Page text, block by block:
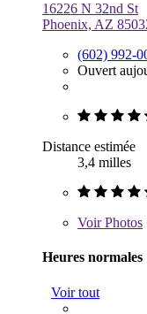
16226 N 32nd St
Phoenix, AZ
(602) 992-
Ouvert
Distance estimée
3,4 milles
VoirPhotos
Heures normales
Voir tout